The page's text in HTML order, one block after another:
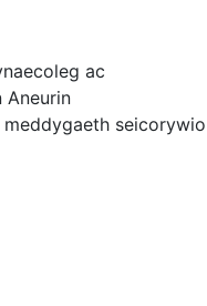
ac
Aneurin